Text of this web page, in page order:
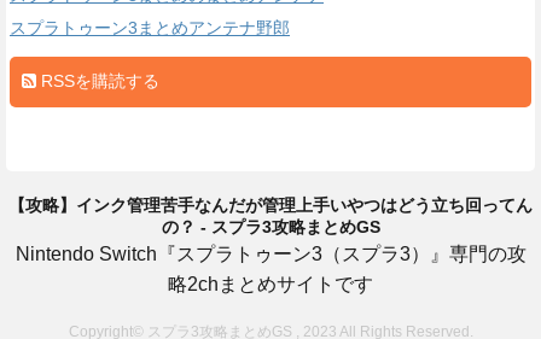
スプラトゥーン3まとめアンテナ野郎
RSSを購読する
【攻略】インク管理苦手なんだが管理上手いやつはどう立ち回ってん
の？ - スプラ3攻略まとめGS
Nintendo Switch『スプラトゥーン3（スプラ3）』専門の攻
略2chまとめサイトです
Copyright© スプラ3攻略まとめGS , 2023 All Rights Reserved.